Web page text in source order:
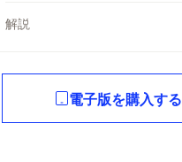
解説
電子版を購入する